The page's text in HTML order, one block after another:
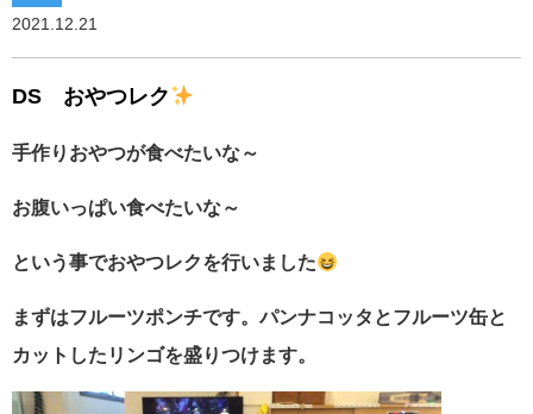
2021.12.21
DS おやつレク
手作りおやつが食べたいな～
お腹いっぱい食べたいな～
という事でおやつレクを行いました
まずはフルーツポンチです。パンナコッタとフルーツ缶と
カットしたリンゴを盛りつけます。